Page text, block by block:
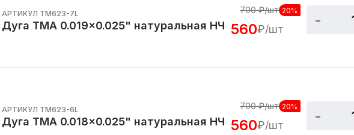
АРТИКУЛ TM623-7L
Дуга TMA 0.019x0.025" натуральная НЧ
700₽/шт 20%
560₽/шт
АРТИКУЛ TM623-6L
Дуга TMA 0.018x0.025" натуральная НЧ
700₽/шт 20%
560₽/шт